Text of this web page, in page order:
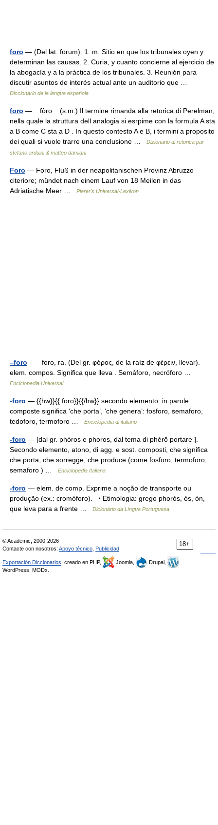
foro — (Del lat. forum). 1. m. Sitio en que los tribunales oyen y
determinan las causas. 2. Curia, y cuanto concierne al ejercicio de
la abogacía y a la práctica de los tribunales. 3. Reunión para
discutir asuntos de interés actual ante un auditorio que …
Diccionario de la lengua española
foro — fòro (s.m.) Il termine rimanda alla retorica di Perelman,
nella quale la struttu­ra dell analogia si esrpime con la formula A sta
a B come C sta a D . In questo contesto A e B, i termini a proposito
dei quali si vuole trarre una conclusione …
Dizionario di retorica par
stefano arduini & matteo damiani
Foro — Foro, Fluß in der neapolitanischen Provinz Abruzzo
citeriore; mündet nach einem Lauf von 18 Meilen in das
Adriatische Meer …
Pierer's Universal-Lexikon
‒foro — ‒foro, ra. (Del gr. φόρος, de la raíz de φέρειν, llevar).
elem. compos. Significa que lleva . Semáforo, necróforo …
Enciclopedia Universal
-foro — {{hw}}{{ foro}}{{/hw}} secondo elemento: in parole
composte significa ‘che porta’, ‘che genera’: fosforo, semaforo,
tedoforo, termoforo …
Enciclopedia di italiano
-foro — [dal gr. phóros e phoros, dal tema di phérō portare ].
Secondo elemento, atono, di agg. e sost. composti, che significa
che porta, che sorregge, che produce (come fosforo, termoforo,
semaforo ) …
Enciclopedia Italiana
-foro — elem. de comp. Exprime a noção de transporte ou
produção (ex.: cromóforo). ‣ Etimologia: grego phorós, ós, ón,
que leva para a frente …
Dicionário da Língua Portuguesa
18+
© Academic, 2000-2026
Contacte con nosotros: Apoyo técnico Publicidad
Exportación Diccionarios , creado en PHP, Joomla,
Drupal,
WordPress, MODx.